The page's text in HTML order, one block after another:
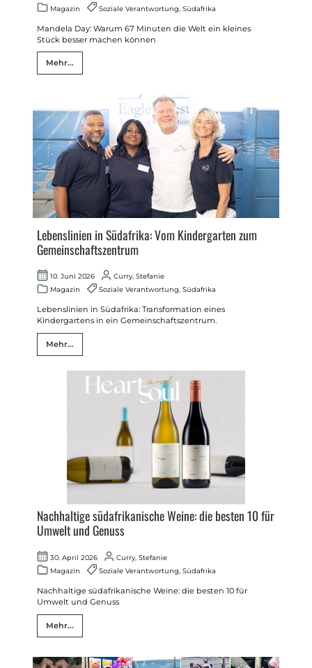
Magazin
Soziale Verantwortung ,Südafrika
Mandela Day: Warum 67 Minuten die Welt ein kleines
Stück besser machen können
Mehr...
Lebenslinien in Südafrika: Vom Kindergarten zum
Gemeinschaftszentrum
10. Juni 2026
Curry, Stefanie
Magazin
Soziale Verantwortung,Südafrika
Lebenslinien in Südafrika: Transformation eines
Kindergartens in ein Gemeinschaftszentrum.
Mehr...
Nachhaltige südafrikanische Weine: die besten 10 für
Umwelt und Genuss
30. April 2026
Curry, Stefanie
Magazin
Soziale Verantwortung ,Südafrika
Nachhaltige südafrikanische Weine: die besten 10 für
Umwelt und Genuss
Mehr...